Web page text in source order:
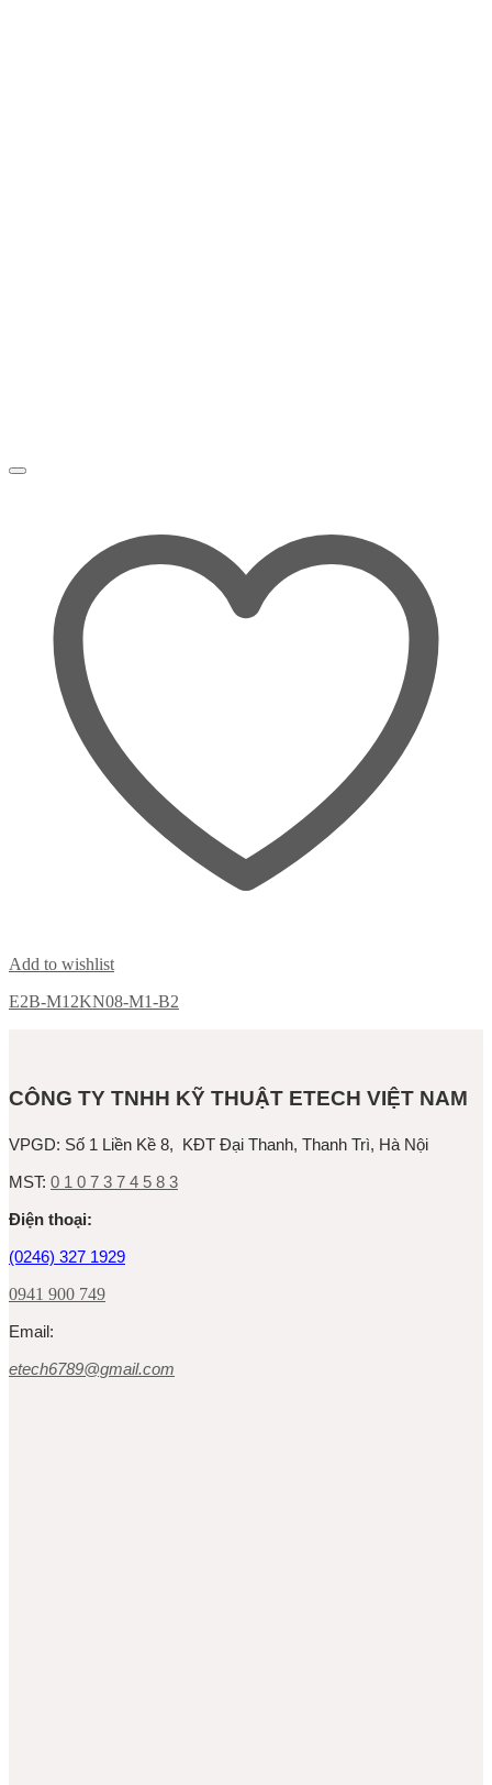
Add to wishlist
E2B-M12KN08-M1-B2
CÔNG TY TNHH KỸ THUẬT ETECH VIỆT NAM
VPGD: Số 1 Liền Kề 8, KĐT Đại Thanh, Thanh Trì, Hà Nội
MST: 0 1 0 7 3 7 4 5 8 3
Ðiện thoại:
(0246) 327 1929
0941 900 749
Email:
etech6789@gmail.com